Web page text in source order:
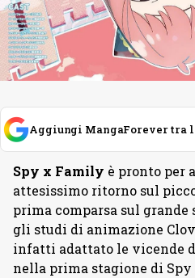
Aggiungi MangaForever tra
Spy x Family è pronto per
attesissimo ritorno sul
prima comparsa sul grande
gli studi di animazione
infatti adattato le vicende
nella prima stagione di